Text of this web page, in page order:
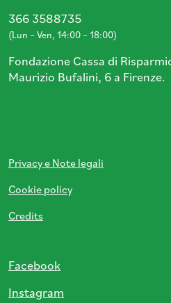
366 3588735
(Lun – Ven, 14:00 – 18:00)
Fondazione Cassa di
Maurizio Bufalini, 6 a Firenze.
Privacy e Note legali
Cookie policy
Credits
Facebook
Instagram